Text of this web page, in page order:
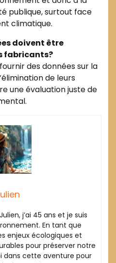
publique, surtout face
climatique.
doivent être
fabricants?
des données sur la
de leurs
une évaluation juste de
j’ai 45 ans et je suis
En tant que
enjeux écologiques et
pour préserver notre
dans cette aventure pour